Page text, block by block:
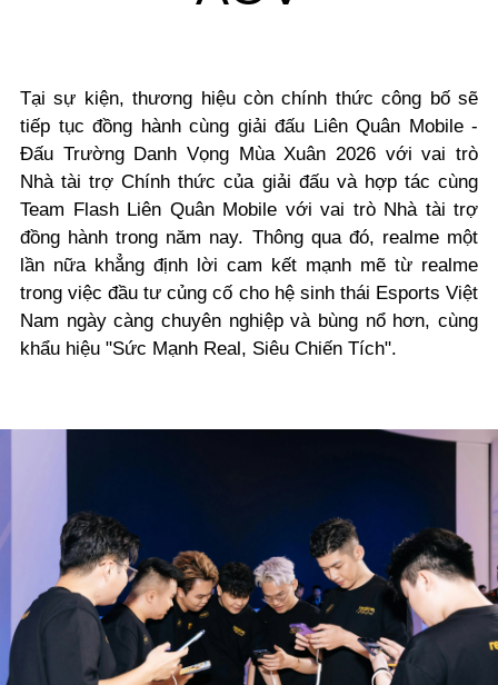
Tại sự kiện, thương hiệu còn chính thức công bố sẽ
tiếp tục đồng hành cùng giải đấu Liên Quân Mobile -
Đấu Trường Danh Vọng Mùa Xuân 2026 với vai trò
Nhà tài trợ Chính thức của giải đấu và hợp tác cùng
Team Flash Liên Quân Mobile với vai trò Nhà tài trợ
đồng hành trong năm nay. Thông qua đó, realme một
lần nữa khẳng định lời cam kết mạnh mẽ từ realme
trong việc đầu tư củng cố cho hệ sinh thái Esports Việt
Nam ngày càng chuyên nghiệp và bùng nổ hơn, cùng
khẩu hiệu "Sức Mạnh Real, Siêu Chiến Tích".